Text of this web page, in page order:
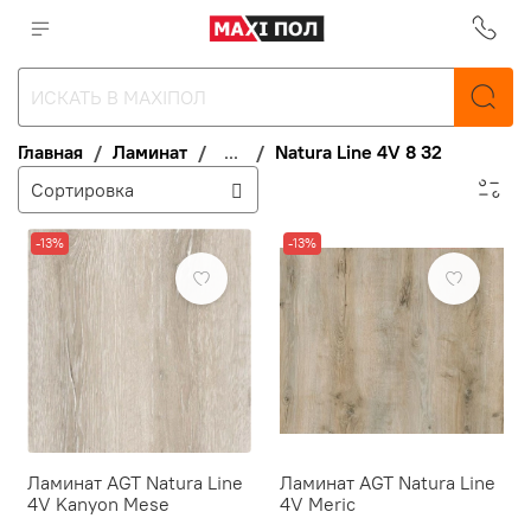
Главная Ламинат ... Natura Line 4V 8 32
-13%
Ламинат AGT Natura Line
4V Kanyon Mese
-13%
Ламинат AGT Natura Line
4V Meric